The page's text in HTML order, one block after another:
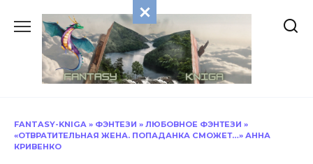
содержанию
FANTASY-KNIGA » ФЭНТЕЗИ » ЛЮБОВНОЕ ФЭНТЕЗИ »
«ОТВРАТИТЕЛЬНАЯ ЖЕНА. ПОПАДАНКА СМОЖЕТ…» АННА
КРИВЕНКО